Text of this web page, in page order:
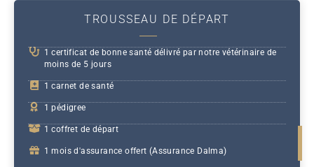
TROUSSEAU DE DÉPART
1 certificat de bonne santé délivré par notre vétérinaire de
moins de 5 jours
1 carnet de santé
1 pédigree
1 coffret de départ
1 mois d'assurance offert (Assurance Dalma)